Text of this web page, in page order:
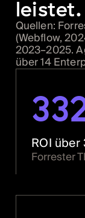
leistet.
Quellen:
(Webflow,
2023–2025.
über 14
ROI
Forrester